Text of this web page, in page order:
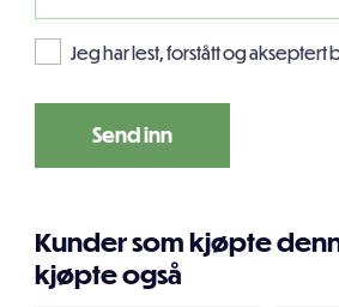
Jeg har lest, forstått og
Kunder som kjøpte
kjøpte også